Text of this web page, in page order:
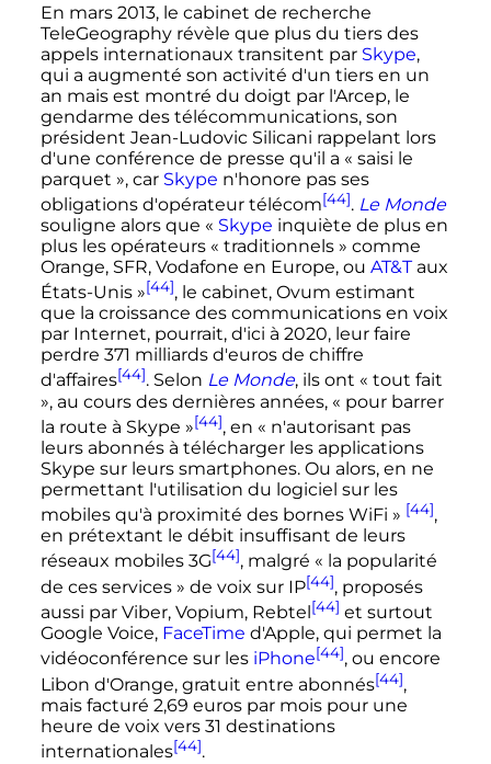
En mars 2013, le cabinet de recherche
TeleGeography révèle que plus du tiers des
appels internationaux transitent par Skype,
qui a augmenté son activité d'un tiers en un
an mais est montré du doigt par l'Arcep, le
gendarme des télécommunications, son
président Jean-Ludovic Silicani rappelant lors
d'une conférence de presse qu'il a « saisi le
parquet », car Skype n'honore pas ses
obligations d'opérateur télécom[44]. Le Monde
souligne alors que « Skype inquiète de plus en
plus les opérateurs « traditionnels » comme
Orange, SFR, Vodafone en Europe, ou AT&Taux
États-Unis »[44], le cabinet, Ovum estimant
que la croissance des communications en voix
par Internet, pourrait, d'ici à 2020, leur faire
perdre 371 milliards d'euros de chiffre
d'affaires[44]. Selon Le Monde, ils ont « tout fait
», au cours des dernières années, « pour barrer
la route à Skype »[44], en « n'autorisant pas
leurs abonnés à télécharger les applications
Skype sur leurs smartphones. Ou alors, en ne
permettant l'utilisation du logiciel sur les
mobiles qu'à proximité des bornes WiFi » [44],
en prétextant le débit insuffisant de leurs
réseaux mobiles 3G[44], malgré « la popularité
de ces services » de voix sur IP[44], proposés
aussi par Viber, Vopium, Rebtel [44] et surtout
Google Voice, FaceTime d'Apple, qui permet la
vidéoconférence sur les iPhone[44], ou encore
Libon d'Orange, gratuit entre abonnés[44],
mais facturé 2,69 euros par mois pour une
heure de voix vers 31 destinations
internationales[44].